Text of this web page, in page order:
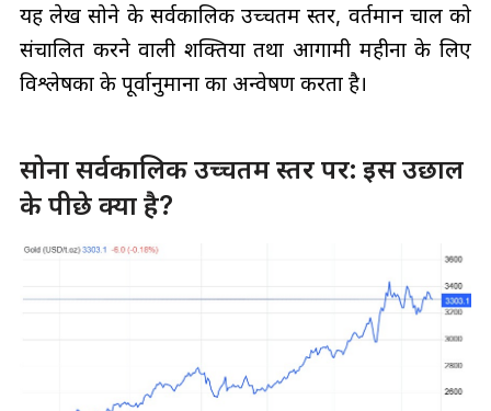
यह लेख सोने के सर्वकालिक उच्चतम स्तर, वर्तमान चाल को
संचालित करने वाली शक्तियों तथा आगामी महीनों के लिए
विश्लेषकों के पूर्वानुमानों का अन्वेषण करता है।
सोना सर्वकालिक उच्चतम स्तर पर: इस उछाल
के पीछे क्या है?